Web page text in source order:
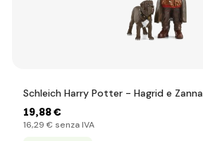
Schleich Harry Potter - Hagrid e Zanna
19,88 €
16,29 € senza IVA